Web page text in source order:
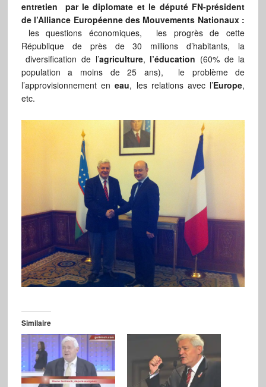
entretien par le diplomate et le député FN-président
de l’Alliance Européenne des Mouvements Nationaux :
les questions économiques, les progrès de cette
République de près de 30 millions d’habitants, la
diversification de l’agriculture, l’éducation (60% de la
population a moins de 25 ans), le problème de
l’approvisionnement en eau, les relations avec l’Europe,
etc.
Similaire